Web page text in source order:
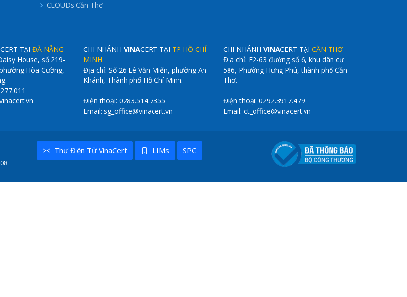
CLOUDs Cần Thơ
CERT TẠI ĐÀ NẴNG
House, số 219-
Hòa Cường,
CHI NHÁNH VINACERT TẠI TP HỒ CHÍ
MINH
Địa chỉ: Số 26 Lê Văn Miến, phường An
Khánh, Thành phố Hồ Chí Minh.
Điện thoại: 0283.514.7355
Email: sg_office@vinacert.vn
CHI NHÁNH VINACERT TẠI CẦN THƠ
Địa chỉ: F2-63 đường số 6, khu dân cư
586, Phường Hưng Phú, thành phố Cần
Thơ.
Điện thoại: 0292.3917.479
Email: ct_office@vinacert.vn
Thư Điện Tử VinaCert LIMs SPC